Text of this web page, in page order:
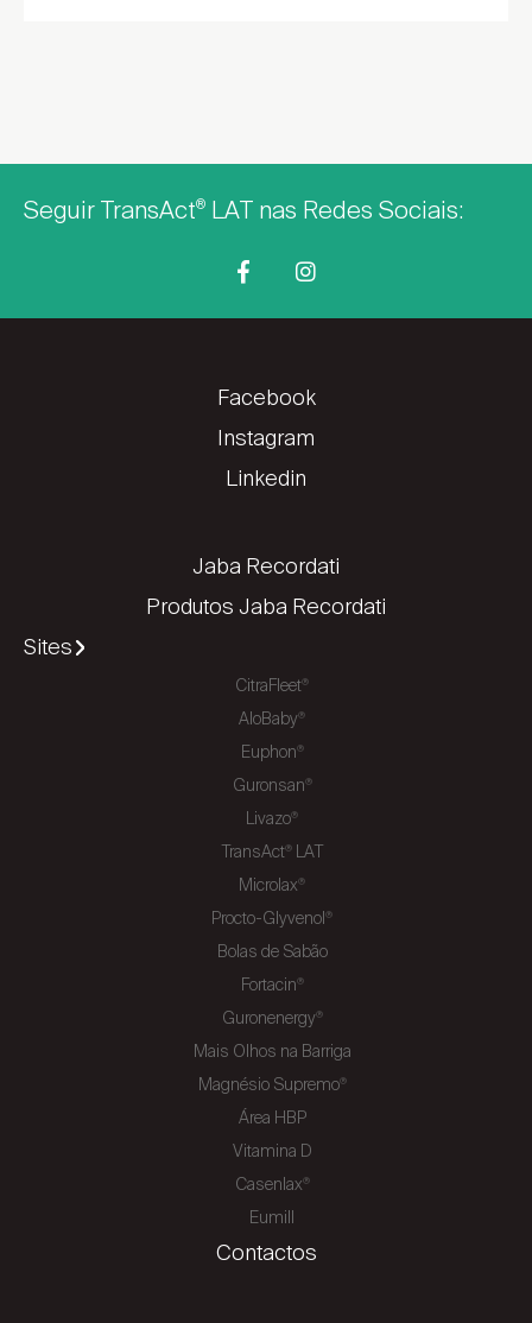
Seguir TransAct® LAT nas Redes Sociais:
Facebook
Instagram
Linkedin
Jaba Recordati
Produtos Jaba Recordati
Sites
CitraFleet®
AloBaby®
Euphon®
Guronsan®
Livazo®
TransAct®LAT
Microlax®
Procto-Glyvenol ®
Bolas de Sabão
Fortacin®
Guronenergy®
Mais Olhos na Barriga
Magnésio Supremo®
Área HBP
Vitamina D
Casenlax®
Eumill
Contactos